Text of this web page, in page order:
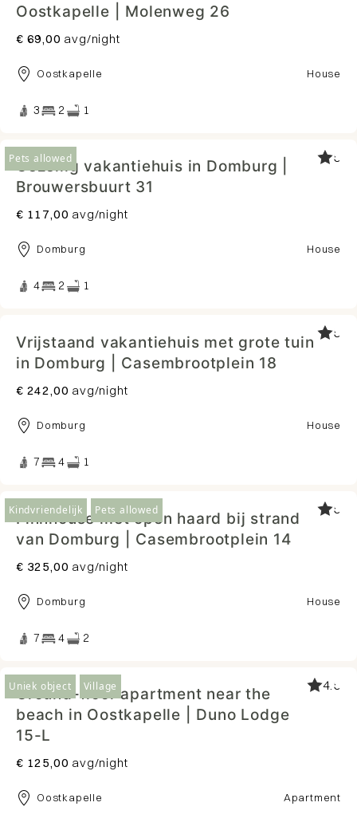
Oostkapelle | Molenweg 26
€ 69,00 avg/night
Oostkapelle House
3 2 1
Pets allowed
Gezellig vakantiehuis in Domburg |
Brouwersbuurt 31
5
€ 117,00 avg/night
Domburg House
4 2 1
Vrijstaand vakantiehuis met grote tuin
in Domburg | Casembrootplein 18
5
€ 242,00 avg/night
Domburg House
7 4 1
Kindvriendelijk Pets allowed
Finnhouse met open haard bij strand
van Domburg | Casembrootplein 14
5
€ 325,00 avg/night
Domburg House
7 4 2
Uniek object Village
Ground-floor apartment near the
beach in Oostkapelle | Duno Lodge
15-L
4.5
€ 125,00 avg/night
Oostkapelle Apartment